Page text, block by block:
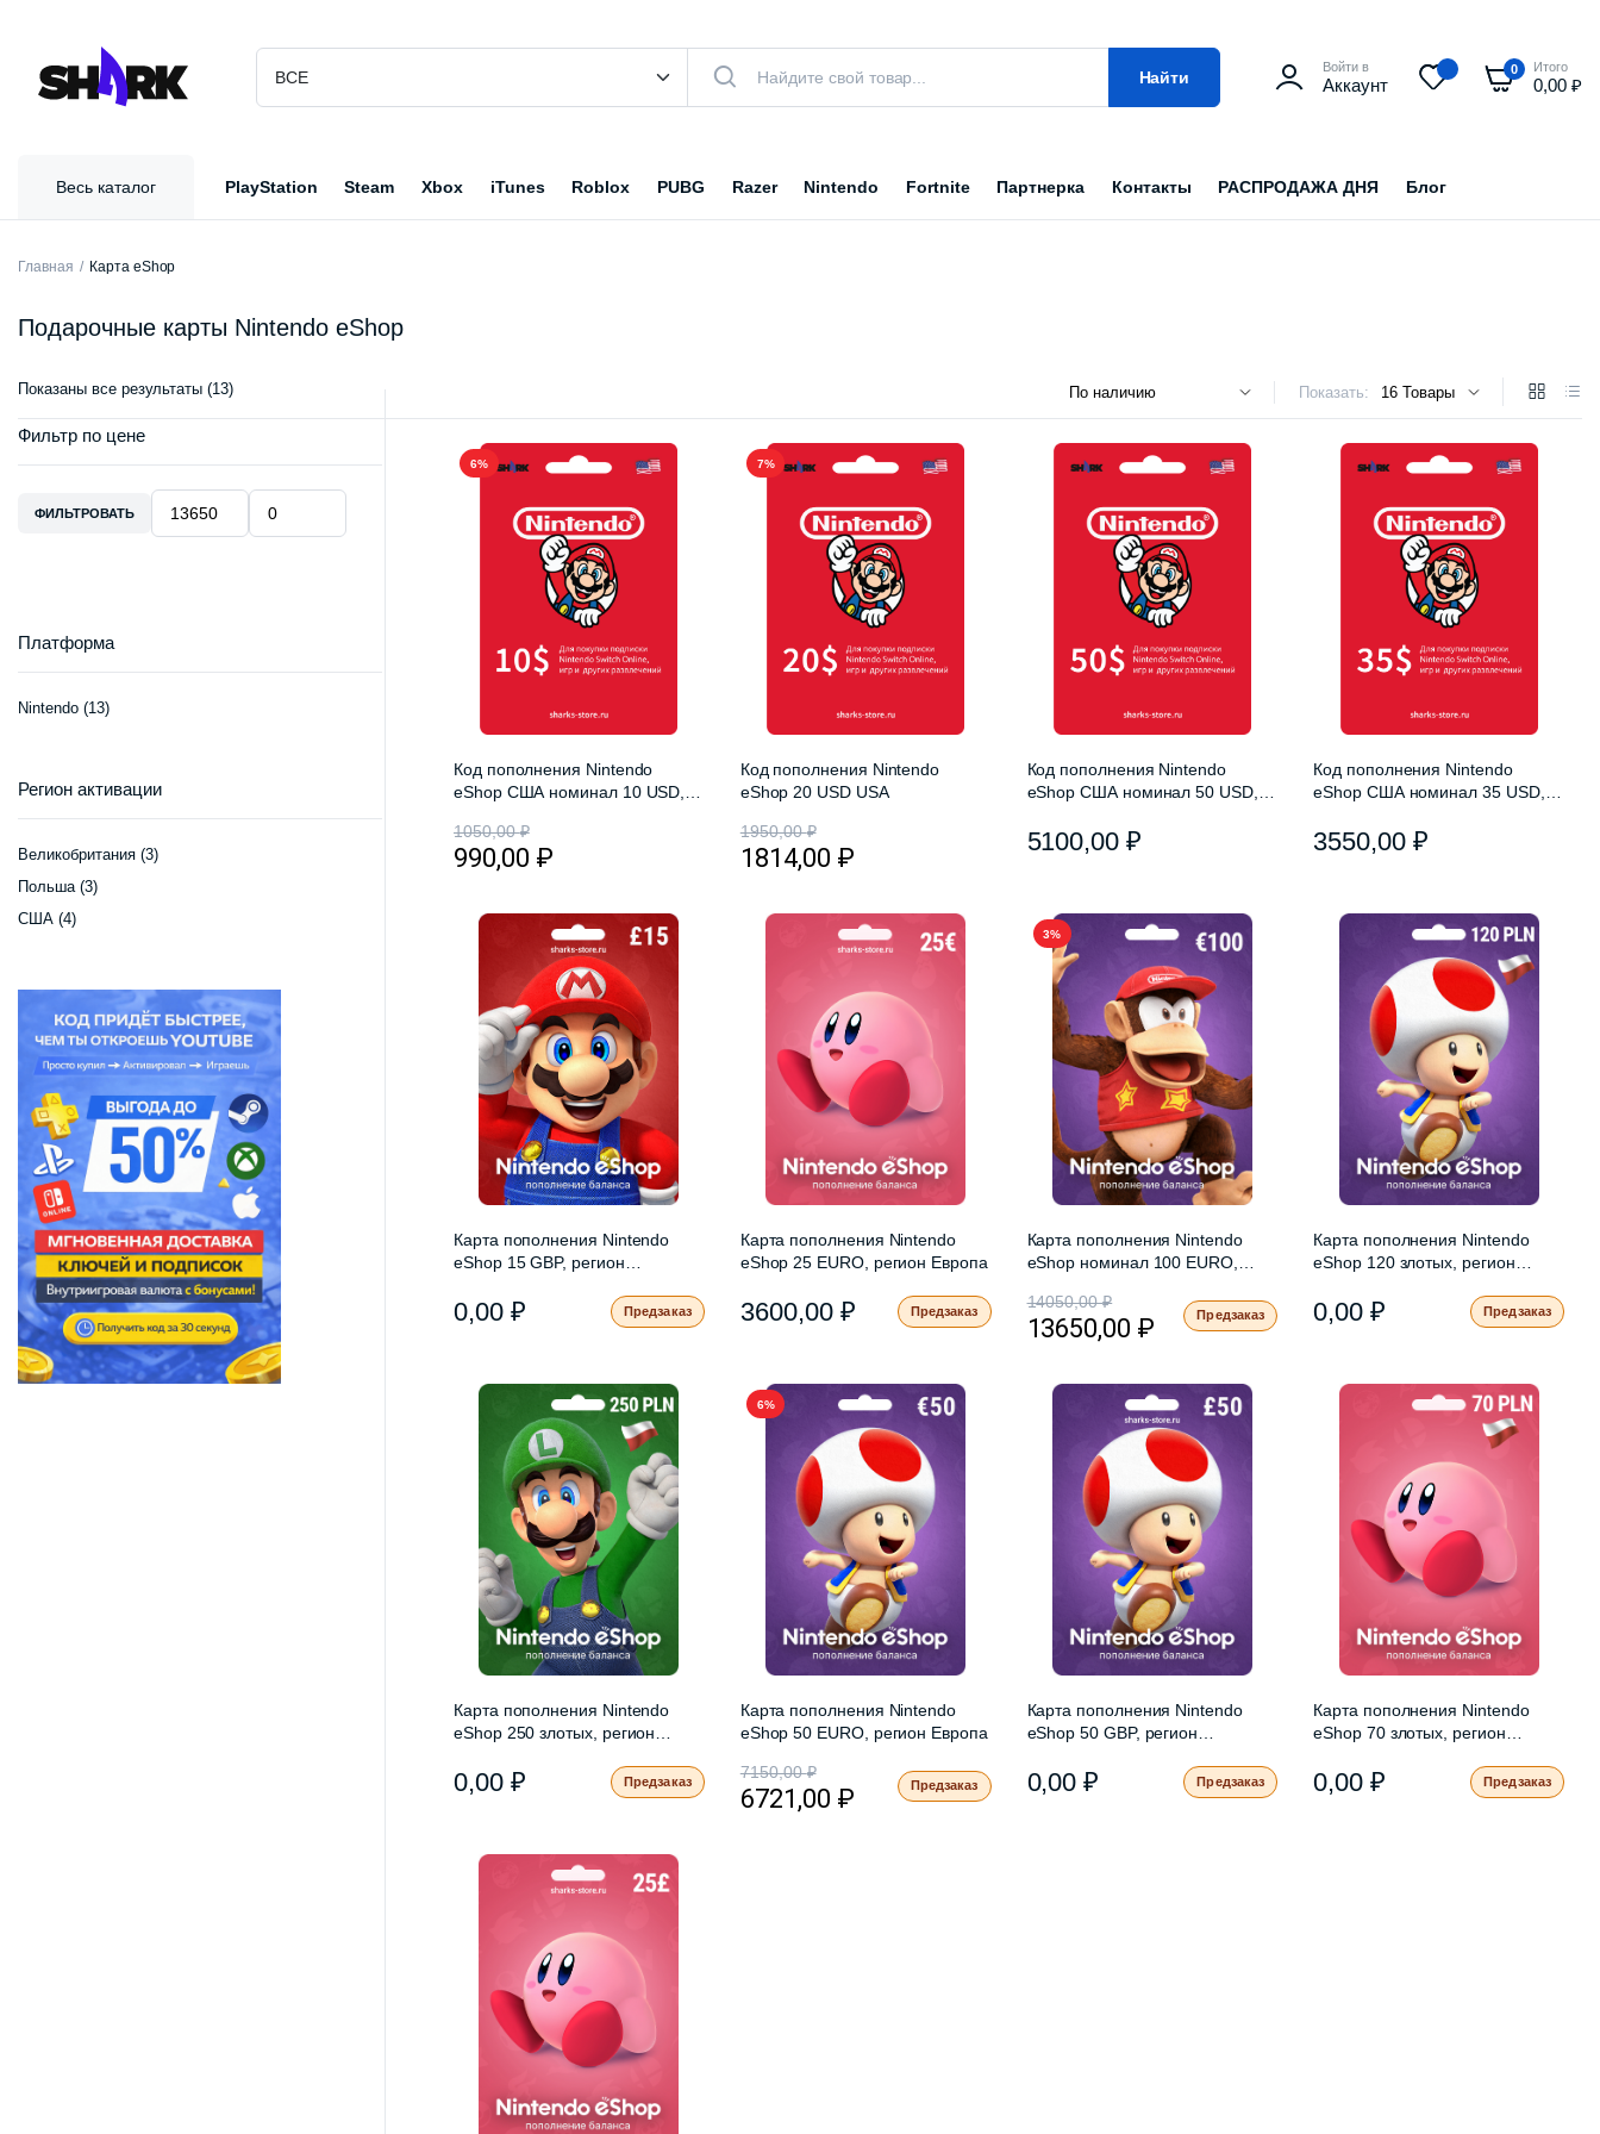
Найти
Войти в
Аккаунт
0 Итого
0,00₽
Весь каталог PlayStation Steam Xbox iTunes Roblox PUBG Razer Nintendo Fortnite Партнерка Контакты РАСПРОДАЖА ДНЯ Блог
Главная Карта eShop
Подарочные карты Nintendo eShop
Показать:
Показаны все результаты (13)
6%
Код пополнения Nintendo
eShop США номинал 10 USD,
1050,00₽
990,00 ₽
7%
Код пополнения Nintendo
eShop 20 USD USA
1950,00₽
1814,00 ₽
Код пополнения Nintendo
eShop США номинал 50 USD,
5100,00₽
Код пополнения Nintendo
eShop США номинал 35 USD,
3550,00₽
Карта пополнения Nintendo
eShop 15 GBP, регион
0,00 ₽ Предзаказ
Карта пополнения Nintendo
eShop 25 EURO, регион Европа
3600,00 ₽ Предзаказ
3%
Карта пополнения Nintendo
eShop номинал 100 EURO,
14050,00₽
13650,00 ₽ Предзаказ
Карта пополнения Nintendo
eShop 120 злотых, регион
0,00₽ Предзаказ
Карта пополнения Nintendo
eShop 250 злотых, регион
0,00 ₽ Предзаказ
6%
Карта пополнения Nintendo
eShop 50 EURO, регион Европа
7150,00₽
6721,00 ₽ Предзаказ
Карта пополнения Nintendo
eShop 50 GBP, регион
0,00₽ Предзаказ
Карта пополнения Nintendo
eShop 70 злотых, регион
0,00₽ Предзаказ
Фильтр по цене
ФИЛЬТРОВАТЬ
Платформа
Nintendo (13)
Регион активации
Великобритания (3)
Польша (3)
США (4)